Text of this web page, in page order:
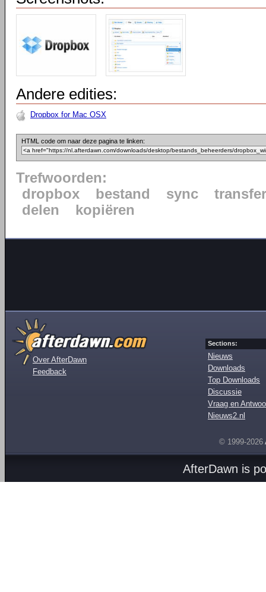
Andere edities:
Dropbox for Mac OSX
HTML code om naar deze pagina te linken:
Trefwoorden:
dropbox
bestand sync
transfer
delen
kopiëren
Over AfterDawn
Feedback
Sections:
Nieuws
Downloads
Top Downloads
Discussie
Vraag en
Nieuws2.nl
© 1999-2026
AfterDawn is